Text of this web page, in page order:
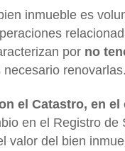
inmueble es
por no
renovarlas.
el Catastro, en
en el Registro
valor del bien